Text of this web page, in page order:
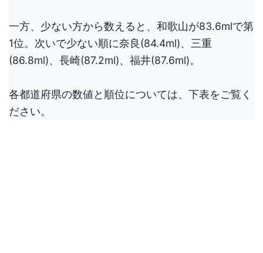
一方、少ない方から数えると、和歌山が83.6mlで第
1位。次いで少ない順に奈良(84.4ml)、三重
(86.8ml)、長崎(87.2ml)、福井(87.6ml)。
各都道府県の数値と順位については、下表をご覧く
ださい。